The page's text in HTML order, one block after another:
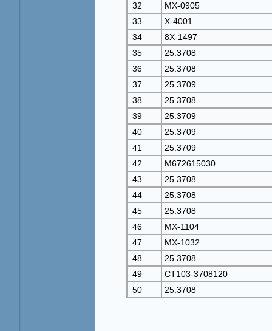
32
МХ-0905
33
Х-4001
34
8Х-1497
35
25.3708
36
25.3708
37
25.3709
38
25.3708
39
25.3709
40
25.3709
41
25.3709
42
М672615030
43
25.3708
44
25.3708
45
25.3708
46
МХ-1104
47
МХ-1032
48
25.3708
49
СТ103-3708120
50
25.3708